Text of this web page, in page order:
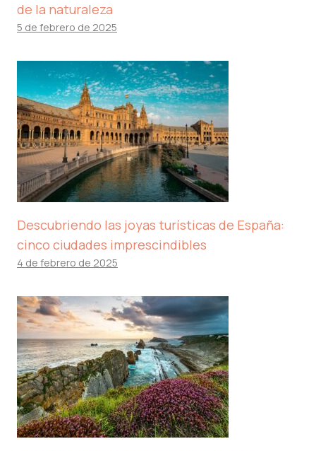
de la naturaleza
5 de febrero de 2025
Descubriendo las joyas turísticas de España:
cinco ciudades imprescindibles
4 de febrero de 2025